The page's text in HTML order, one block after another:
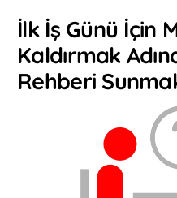
İlk İş Günü İçin
Kaldırmak
Rehberi